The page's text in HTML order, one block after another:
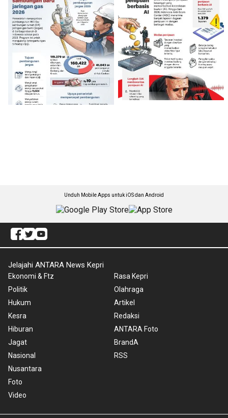
Unduh Mobile Apps untuk iOS dan Android
Jelajahi ANTARA News Kepri
Ekonomi & Ftz
Politik
Hukum
Kesra
Hiburan
Jagat
Nasional
Nusantara
Foto
Video
Rasa Kepri
Olahraga
Artikel
Redaksi
ANTARA Foto
BrandA
RSS